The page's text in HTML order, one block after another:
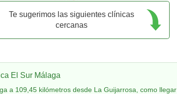
Te sugerimos las siguientes clínicas
cercanas
El Sur Málaga
a 109,45 kilómetros desde La Guijarrosa, como llegar